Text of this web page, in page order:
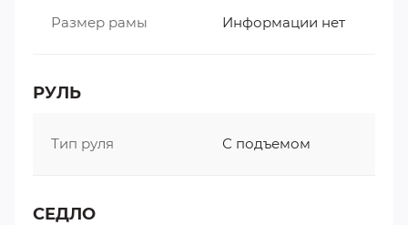
Размер рамы Информации нет
РУЛЬ
Тип руля С подъемом
СЕДЛО